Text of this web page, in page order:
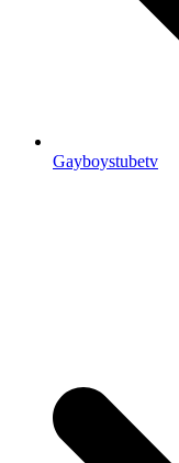
Gayboystubetv